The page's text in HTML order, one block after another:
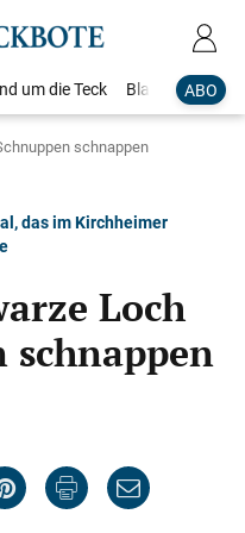
ABO
um die Teck Blaulicht
schnappen
das im Kirchheimer
Loch